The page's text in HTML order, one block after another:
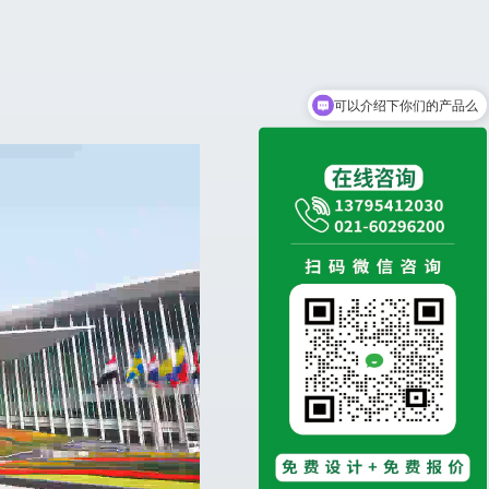
可以介绍下你们的产品么